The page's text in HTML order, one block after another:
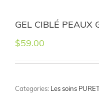
GEL CIBLÉ PEAUX
$59.00
Categories: Les soins